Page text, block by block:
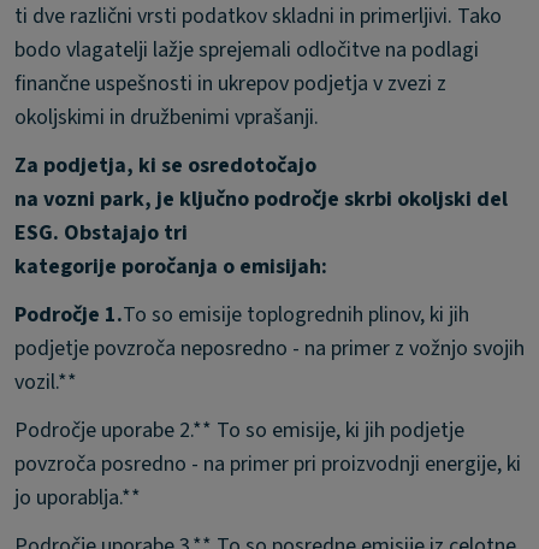
ti dve različni vrsti podatkov skladni in primerljivi. Tako
bodo vlagatelji lažje sprejemali odločitve na podlagi
finančne uspešnosti in ukrepov podjetja v zvezi z
okoljskimi in družbenimi vprašanji.
Za podjetja, ki se osredotočajo
na vozni park, je ključno področje skrbi okoljski del
ESG. Obstajajo tri
kategorije poročanja o emisijah:
Področje 1.To so emisije toplogrednih plinov, ki jih
podjetje povzroča neposredno - na primer z vožnjo svojih
vozil.**
Področje uporabe 2.** To so emisije, ki jih podjetje
povzroča posredno - na primer pri proizvodnji energije, ki
jo uporablja.**